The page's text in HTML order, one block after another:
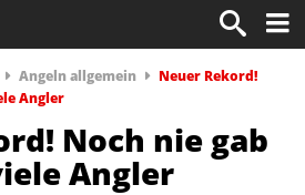
Angeln allgemein
Neuer Rekord!
Angler
Noch nie gab
Angler